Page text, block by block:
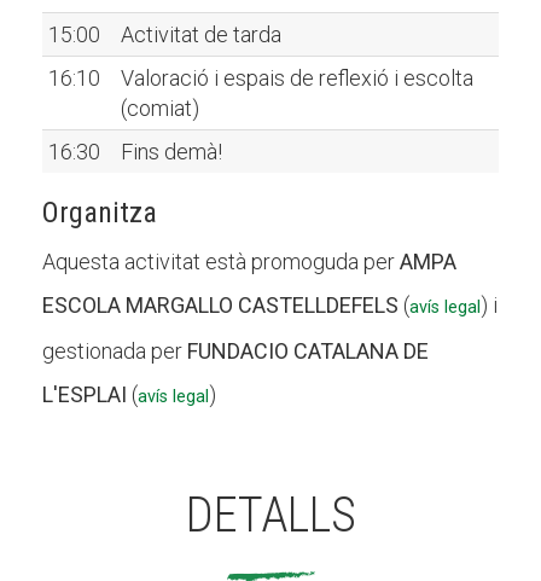
15:00
Activitat de tarda
16:10
Valoració i espais de reflexió i escolta
(comiat)
16:30
Fins demà!
Organitza
Aquesta activitat està promoguda perAMPA
ESCOLA MARGALLO CASTELLDEFELS (avís legal) i
gestionada per FUNDACIO CATALANA DE
L'ESPLAI (avís legal)
DETALLS